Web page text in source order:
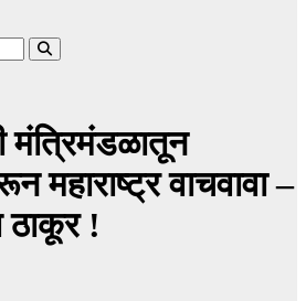
मंत्रिमंडळातून
महाराष्ट्र वाचवावा –
ठाकूर !